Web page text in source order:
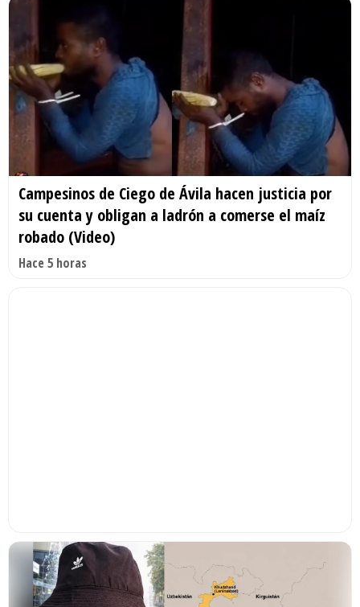
Campesinos de Ciego de Ávila hacen justicia por
su cuenta y obligan a ladrón a comerse el maíz
robado (Video)
Hace 5 horas